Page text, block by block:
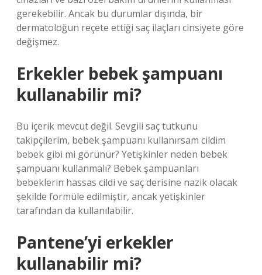
gerekebilir. Ancak bu durumlar dışında, bir
dermatoloğun reçete ettiği saç ilaçları cinsiyete göre
değişmez.
Erkekler bebek şampuanı
kullanabilir mi?
Bu içerik mevcut değil. Sevgili saç tutkunu
takipçilerim, bebek şampuanı kullanırsam cildim
bebek gibi mi görünür? Yetişkinler neden bebek
şampuanı kullanmalı? Bebek şampuanları
bebeklerin hassas cildi ve saç derisine nazik olacak
şekilde formüle edilmiştir, ancak yetişkinler
tarafından da kullanılabilir.
Pantene’yi erkekler
kullanabilir mi?